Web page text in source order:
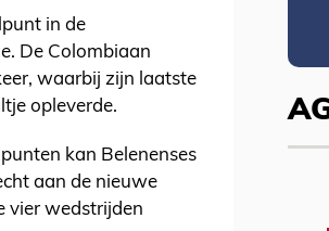
in de
De Colombiaan
waarbij zijn laatste
opleverde.
kan Belenenses
aan de nieuwe
vier wedstrijden